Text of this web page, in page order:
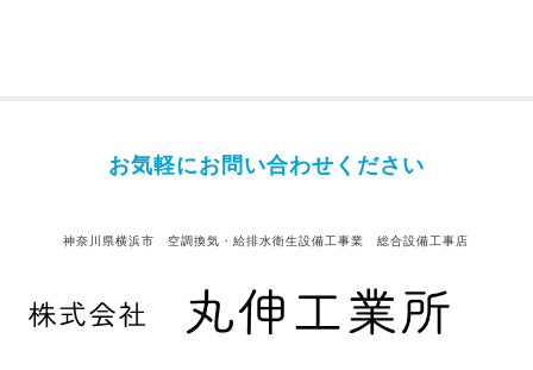
お気軽にお問い合わせください
神奈川県横浜市 空調換気・給排水衛生設備工事業 総合設備工事店